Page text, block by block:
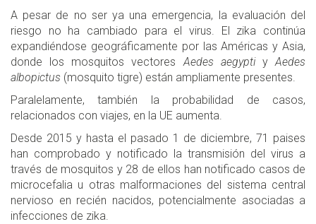
A pesar de no ser ya una emergencia, la evaluación del
riesgo no ha cambiado para el virus. El zika continúa
expandiéndose geográficamente por las Américas y Asia,
donde los mosquitos vectores Aedes aegyptiyAedes
albopictus (mosquito tigre) están ampliamente presentes.
Paralelamente, también la probabilidad de casos,
relacionados con viajes, en la UE aumenta.
Desde 2015 y hasta el pasado 1 de diciembre, 71 paises
han comprobado y notificado la transmisión del virus a
través de mosquitos y 28 de ellos han notificado casos de
microcefalia u otras malformaciones del sistema central
nervioso en recién nacidos, potencialmente asociadas a
infecciones de zika.